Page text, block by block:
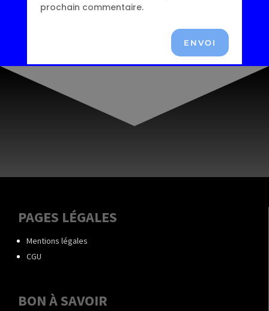
prochain commentaire.
ENVOI
PAGES LÉGALES
Mentions légales
CGU
BON À SAVOIR